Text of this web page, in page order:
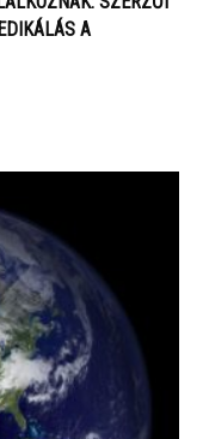
A